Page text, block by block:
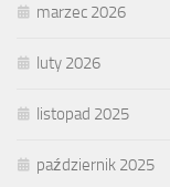
marzec 2026
luty 2026
listopad 2025
październik 2025